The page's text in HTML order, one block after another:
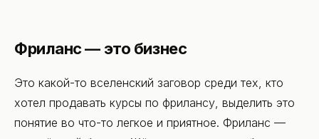
Фриланс — это бизнес
Это какой-то вселенский заговор среди тех, кто
хотел продавать курсы по фрилансу, выделить это
понятие во что-то легкое и приятное. Фриланс —